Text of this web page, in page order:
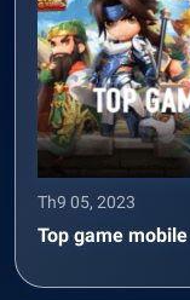
Th9 05, 2023
Top game